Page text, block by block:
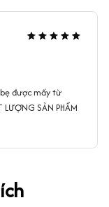
được mấy từ
SẢN PHẨM